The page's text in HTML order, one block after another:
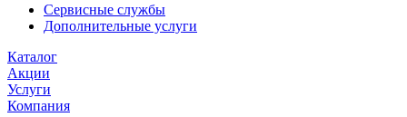
Сервисные службы
Дополнительные услуги
Каталог
Акции
Услуги
Компания